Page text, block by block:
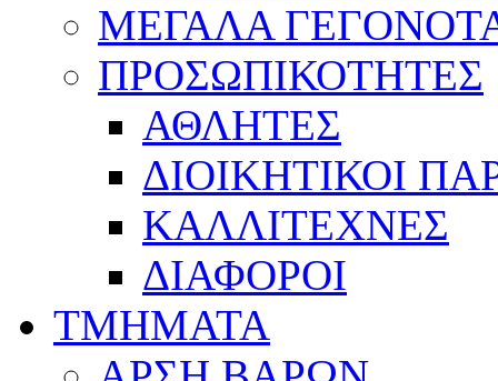
ΜΕΓΑΛΑ
ΠΡΟΣΩΠΙΚΟΤΗΤΕΣ
ΑΘΛΗΤΕΣ
ΔΙΟΙΚΗΤΙΚΟΙ
ΚΑΛΛΙΤΕΧΝΕΣ
ΔΙΑΦΟΡΟΙ
ΤΜΗΜΑΤΑ